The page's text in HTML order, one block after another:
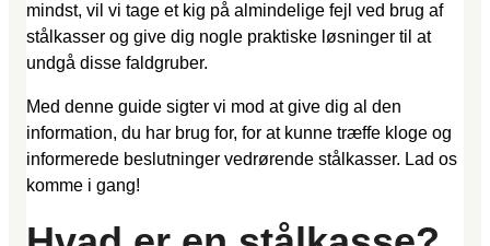
mindst, vil vi tage et kig på almindelige fejl ved brug af
stålkasser og give dig nogle praktiske løsninger til at
undgå disse faldgruber.
Med denne guide sigter vi mod at give dig al den
information, du har brug for, for at kunne træffe kloge og
informerede beslutninger vedrørende stålkasser. Lad os
komme i gang!